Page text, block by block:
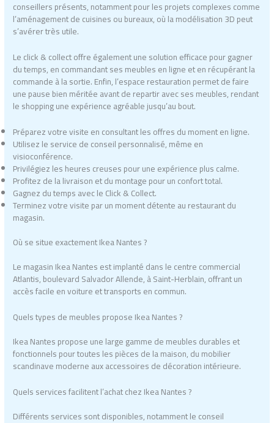
conseillers présents, notamment pour les projets complexes comme
l’aménagement de cuisines ou bureaux, où la modélisation 3D peut
s’avérer très utile.
Le click & collect offre également une solution efficace pour gagner
du temps, en commandant ses meubles en ligne et en récupérant la
commande à la sortie. Enfin, l’espace restauration permet de faire
une pause bien méritée avant de repartir avec ses meubles, rendant
le shopping une expérience agréable jusqu’au bout.
Préparez votre visite en consultant les offres du moment en ligne.
Utilisez le service de conseil personnalisé, même en
visioconférence.
Privilégiez les heures creuses pour une expérience plus calme.
Profitez de la livraison et du montage pour un confort total.
Gagnez du temps avec le Click & Collect.
Terminez votre visite par un moment détente au restaurant du
magasin.
Où se situe exactement Ikea Nantes ?
Le magasin Ikea Nantes est implanté dans le centre commercial
Atlantis, boulevard Salvador Allende, à Saint-Herblain, offrant un
accès facile en voiture et transports en commun.
Quels types de meubles propose Ikea Nantes ?
Ikea Nantes propose une large gamme de meubles durables et
fonctionnels pour toutes les pièces de la maison, du mobilier
scandinave moderne aux accessoires de décoration intérieure.
Quels services facilitent l’achat chez Ikea Nantes ?
Différents services sont disponibles, notamment le conseil